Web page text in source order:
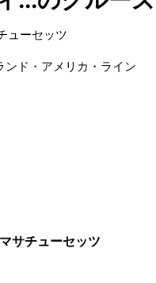
ューセッツ
ンド・アメリカ・ライン
サチューセッツ